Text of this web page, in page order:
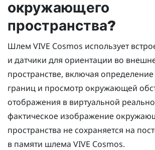
окружающего
пространства?
Шлем VIVE Cosmos использует
и датчики для ориентации во
пространстве, включая
границ и просмотр окружающей
отображения в виртуальной
фактическое изображение
пространства не сохраняется на
в памяти шлема VIVE Cosmos.